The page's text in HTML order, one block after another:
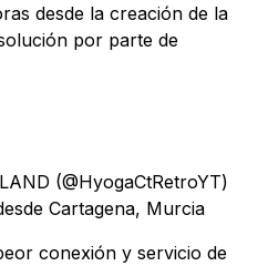
desde la creación de la
por parte de
(@HyogaCtRetroYT)
Cartagena, Murcia
conexión y servicio de